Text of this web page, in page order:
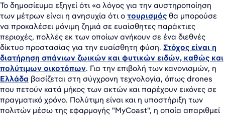
Το δημοσίευμα εξηγεί ότι «ο λόγος για την αυστηροποίηση
των μέτρων είναι η ανησυχία ότι ο τουρισμός θα μπορούσε
να προκαλέσει μόνιμη ζημιά σε ευαίσθητες παράκτιες
περιοχές, πολλές εκ των οποίων ανήκουν σε ένα διεθνές
δίκτυο προστασίας για την ευαίσθητη φύση. Στόχος είναι η
διατήρηση σπάνιων ζωικών και φυτικών ειδών, καθώς και
πολύτιμων οικοτόπων. Για την επιβολή των κανονισμών, η
Ελλάδα βασίζεται στη σύγχρονη τεχνολογία, όπως drones
που πετούν κατά μήκος των ακτών και παρέχουν εικόνες σε
πραγματικό χρόνο. Πολύτιμη είναι και η υποστήριξη των
πολιτών μέσω της εφαρμογής "MyCoast", η οποία απαριθμεί